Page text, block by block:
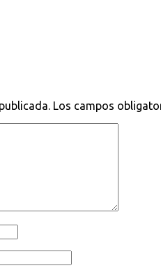
Los campos